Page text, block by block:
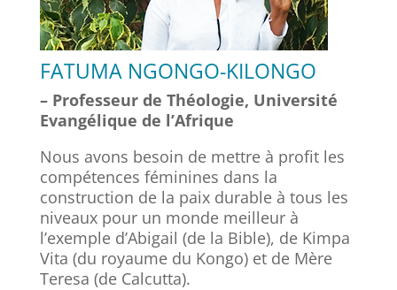
FATUMA NGONGO-KILONGO
– Professeur de Théologie, Université
Evangélique de l’Afrique
Nous avons besoin de mettre à profit les
compétences féminines dans la
construction de la paix durable à tous les
niveaux pour un monde meilleur à
l’exemple d’Abigail (de la Bible), de Kimpa
Vita (du royaume du Kongo) et de Mère
Teresa (de Calcutta).